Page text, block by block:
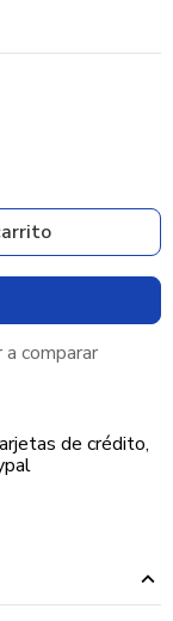
a comparar
de crédito,